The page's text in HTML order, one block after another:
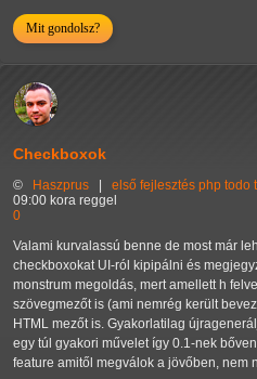
Mit gondolsz?
Checkboxok
© Haszprus | első fejlesztés php todo
09:00 kora reggel
0
Valami kurvalassú benne de most már
checkboxokat UI-ról kipipálni és
monstrum megoldás, mert amellett h
szövegmezőt is (ami nemrég került
HTML mezőt is. Gyakorlatilag
egy túl gyakori művelet így 0.1-nek
feature amitől megválok a jövőben, nem